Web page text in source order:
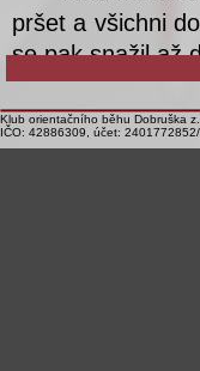
Klub orientačního běhu Dobruška
IČO: 42886309, účet: